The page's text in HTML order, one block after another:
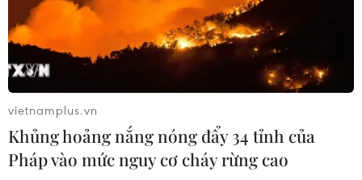
vietnamplus.vn
Khủng hoảng nắng nóng đẩy 34 tỉnh của
Pháp vào mức nguy cơ cháy rừng cao